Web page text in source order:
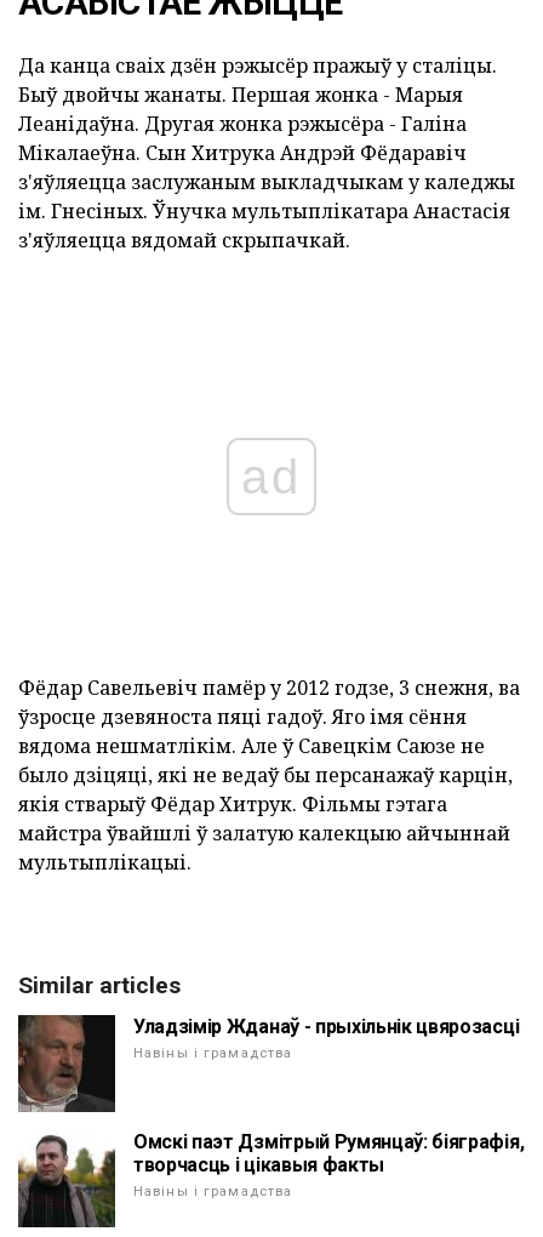
Да канца сваіх дзён рэжысёр пражыў у сталіцы.
Быў двойчы жанаты. Першая жонка - Марыя
Леанідаўна. Другая жонка рэжысёра - Галіна
Мікалаеўна. Сын Хитрука Андрэй Фёдаравіч
з'яўляецца заслужаным выкладчыкам у каледжы
ім. Гнесіных. Ўнучка мультыплікатара Анастасія
з'яўляецца вядомай скрыпачкай.
ad
Фёдар Савельевіч памёр у 2012 годзе, 3 снежня, ва
ўзросце дзевяноста пяці гадоў. Яго імя сёння
вядома нешматлікім. Але ў Савецкім Саюзе не
было дзіцяці, які не ведаў бы персанажаў карцін,
якія стварыў Фёдар Хитрук. Фільмы гэтага
майстра ўвайшлі ў залатую калекцыю айчыннай
мультыплікацыі.
Similar articles
Уладзімір Жданаў - прыхільнік цвярозасці
Навіны і грамадства
Омскі паэт Дзмітрый Румянцаў: біяграфія,
творчасць і цікавыя факты
Навіны і грамадства